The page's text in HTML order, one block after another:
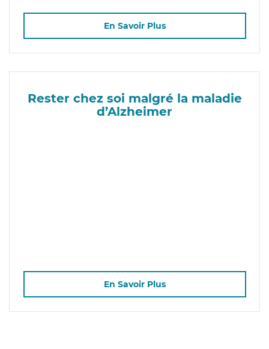
En Savoir Plus
Rester chez soi malgré la maladie
d’Alzheimer
En Savoir Plus